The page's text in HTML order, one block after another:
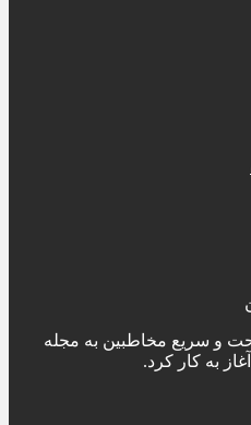
و سریع مخاطبین به مجله